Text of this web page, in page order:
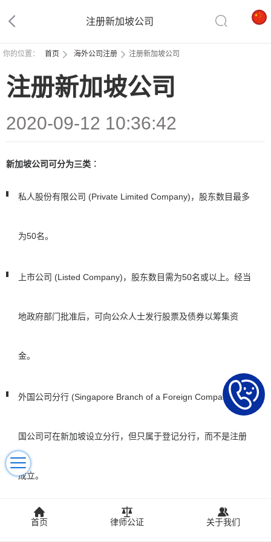
注册新加坡公司
你的位置： 首页 海外公司注册 注册新加坡公司
注册新加坡公司
2020-09-12 10:36:42
新加坡公司可分为三类︰
私人股份有限公司 (Private Limited Company)，股东数目最多
为50名。
上市公司 (Listed Company)，股东数目需为50名或以上。经当
地政府部门批准后，可向公众人士发行股票及债券以筹集资
金。
外国公司分行 (Singapore Branch of a Foreign Company)，外
国公司可在新加坡设立分行，但只属于登记分行，而不是注册
成立。
首页 律师公证 关于我们